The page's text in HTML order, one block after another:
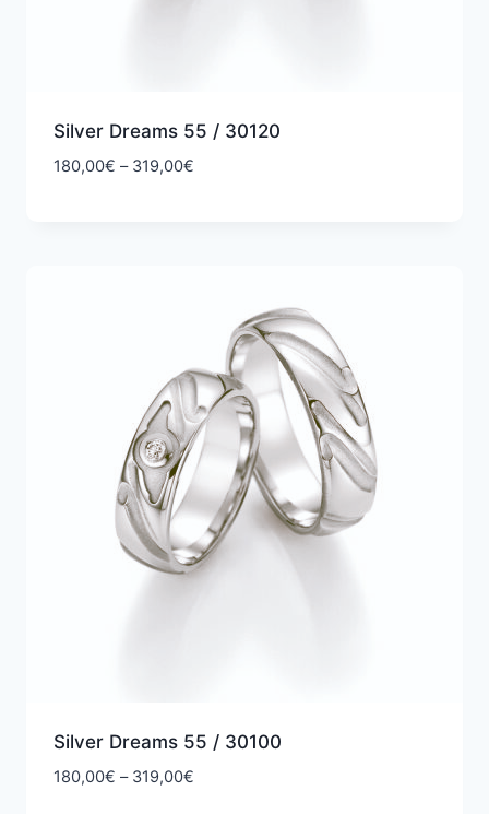
Silver Dreams 55 / 30120
180,00€ – 319,00€Hintaluokka:
Silver Dreams 55 / 30100
180,00€ – 319,00€Hintaluokka: